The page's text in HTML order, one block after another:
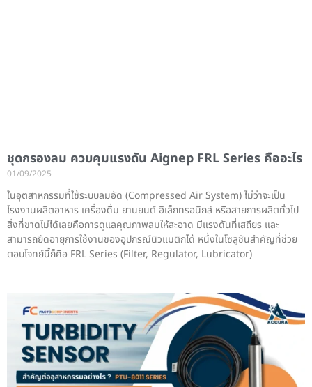
ชุดกรองลม ควบคุมแรงดัน Aignep FRL Series คืออะไร
01/09/2025
ในอุตสาหกรรมที่ใช้ระบบลมอัด (Compressed Air System) ไม่ว่าจะเป็น
โรงงานผลิตอาหาร เครื่องดื่ม ยานยนต์ อิเล็กทรอนิกส์ หรือสายการผลิตทั่วไป
สิ่งที่ขาดไม่ได้เลยคือการดูแลคุณภาพลมให้สะอาด มีแรงดันที่เสถียร และ
สามารถยืดอายุการใช้งานของอุปกรณ์นิวแมติกได้ หนึ่งในโซลูชันสำคัญที่ช่วย
ตอบโจทย์นี้ก็คือ FRL Series (Filter, Regulator, Lubricator)